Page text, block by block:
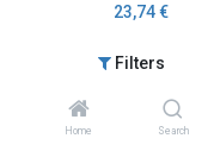
Filters
Home Search
23,74€